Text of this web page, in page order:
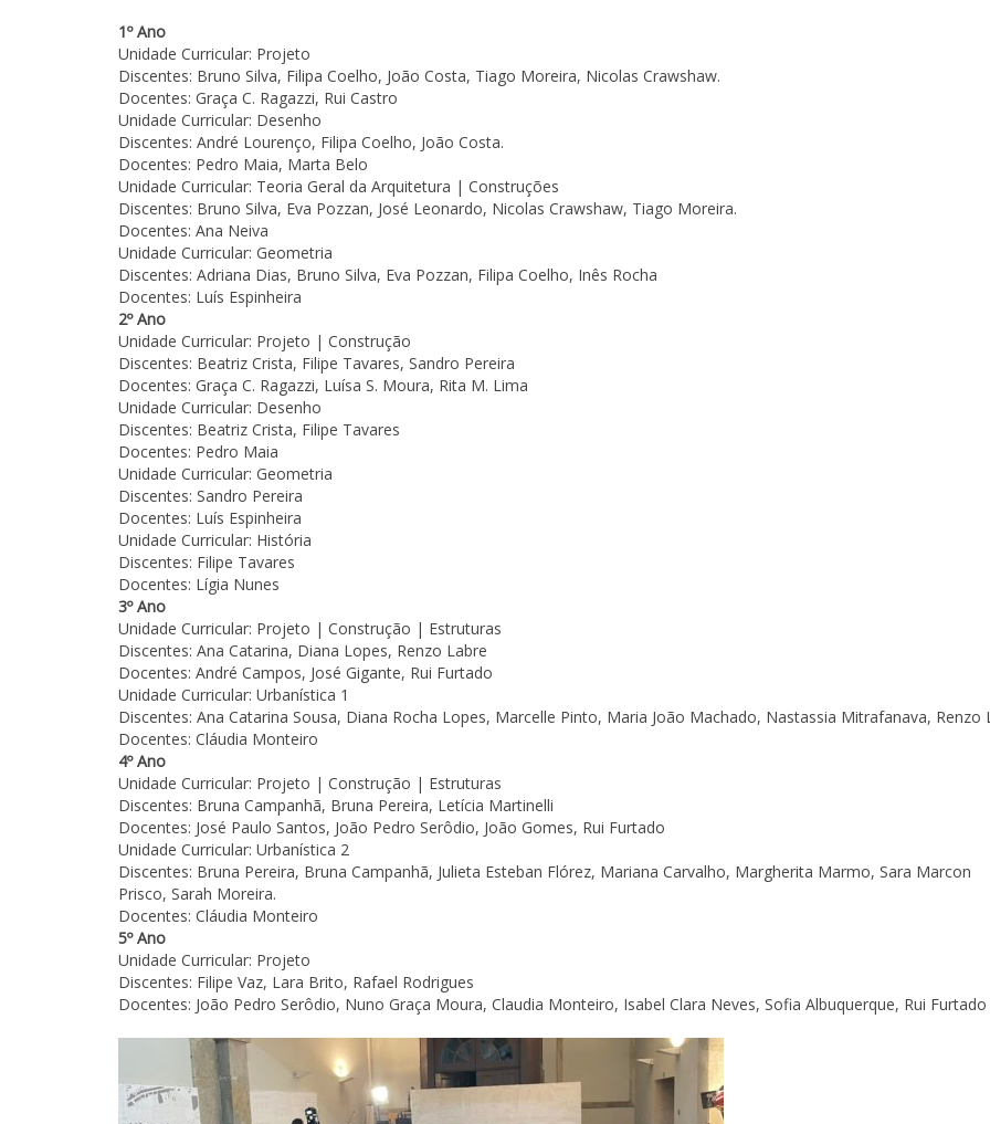
1º Ano
Unidade Curricular: Projeto
Discentes: Bruno Silva, Filipa Coelho, João Costa, Tiago Moreira, Nicolas Crawshaw.
Docentes: Graça C. Ragazzi, Rui Castro
Unidade Curricular: Desenho
Discentes: André Lourenço, Filipa Coelho, João Costa.
Docentes: Pedro Maia, Marta Belo
Unidade Curricular: Teoria Geral da Arquitetura | Construções
Discentes: Bruno Silva, Eva Pozzan, José Leonardo, Nicolas Crawshaw, Tiago Moreira.
Docentes: Ana Neiva
Unidade Curricular: Geometria
Discentes: Adriana Dias, Bruno Silva, Eva Pozzan, Filipa Coelho, Inês Rocha
Docentes: Luís Espinheira
2º Ano
Unidade Curricular: Projeto | Construção
Discentes: Beatriz Crista, Filipe Tavares, Sandro Pereira
Docentes: Graça C. Ragazzi, Luísa S. Moura, Rita M. Lima
Unidade Curricular: Desenho
Discentes: Beatriz Crista, Filipe Tavares
Docentes: Pedro Maia
Unidade Curricular: Geometria
Discentes: Sandro Pereira
Docentes: Luís Espinheira
Unidade Curricular: História
Discentes: Filipe Tavares
Docentes: Lígia Nunes
3º Ano
Unidade Curricular: Projeto | Construção | Estruturas
Discentes: Ana Catarina, Diana Lopes, Renzo Labre
Docentes: André Campos, José Gigante, Rui Furtado
Unidade Curricular: Urbanística 1
Discentes: Ana Catarina Sousa, Diana Rocha Lopes, Marcelle Pinto, Maria João Machado, Nastassia Mitrafanava, Renzo
Docentes: Cláudia Monteiro
4º Ano
Unidade Curricular: Projeto | Construção | Estruturas
Discentes: Bruna Campanhã, Bruna Pereira, Letícia Martinelli
Docentes: José Paulo Santos, João Pedro Serôdio, João Gomes, Rui Furtado
Unidade Curricular: Urbanística 2
Discentes: Bruna Pereira, Bruna Campanhã, Julieta Esteban Flórez, Mariana Carvalho, Margherita Marmo, Sara Marcon
Prisco, Sarah Moreira.
Docentes: Cláudia Monteiro
5º Ano
Unidade Curricular: Projeto
Discentes: Filipe Vaz, Lara Brito, Rafael Rodrigues
Docentes: João Pedro Serôdio, Nuno Graça Moura, Claudia Monteiro, Isabel Clara Neves, Sofia Albuquerque, Rui Furtado